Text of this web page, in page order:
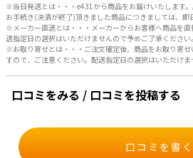
※当日発送とは・・・e431から商品をお届けいたします
お手続き(決済が終了)頂きました商品につきましては、即
※メーカー直送とは・・・メーカーからお客様へ商品を
送指定日の選択はいただけませんので予めご了承ください。
※お取り寄せとは・・・ご注文確定後、商品をお取り寄
すので、ご注意ください。配送指定日の選択はいただけま
口コミをみる / 口コミを投稿する
口コミを書く